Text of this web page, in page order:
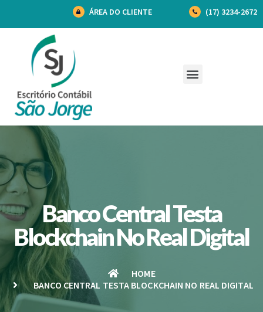
ÁREA DO CLIENTE (17) 3234-2672
Banco Central Testa
Blockchain No Real Digital
HOME
BANCO CENTRAL TESTA BLOCKCHAIN NO REAL DIGITAL